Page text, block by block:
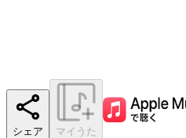
シェア マイうた